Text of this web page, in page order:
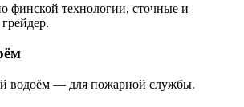
финской технологии, сточные и
водоём — для пожарной службы.